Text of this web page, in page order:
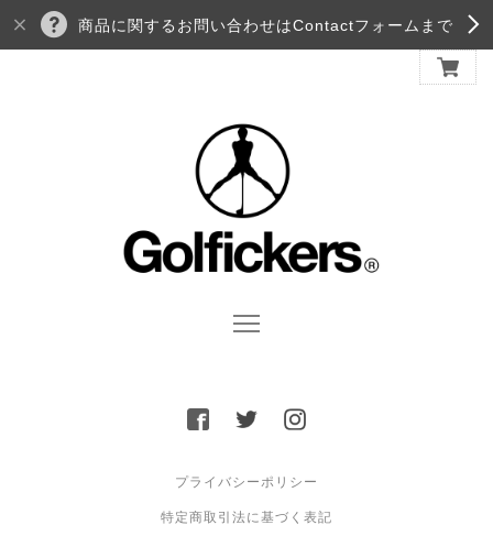
商品に関するお問い合わせはContactフォームまで
プライバシーポリシー
特定商取引法に基づく表記